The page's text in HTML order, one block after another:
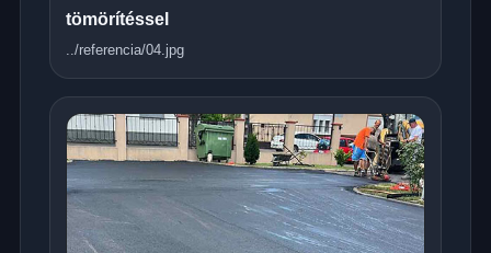
tömörítéssel
../referencia/04.jpg